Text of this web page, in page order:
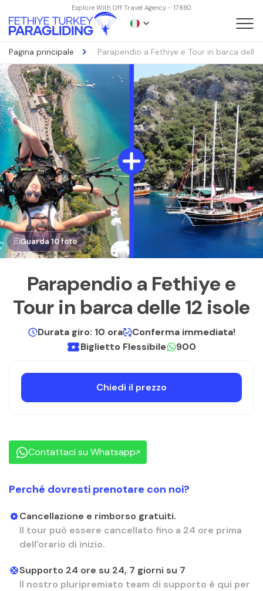
Explore With Off Travel Agency - 17880
Pagina principale Parapendio a Fethiye e Tour in barca delle
Guarda 10 foto
Parapendio a Fethiye e
Tour in barca delle 12 isole
Durata giro: 10 ora
Conferma immediata!
Biglietto Flessibile
900
Chiedi il prezzo
Contattaci su Whatsapp
Perché dovresti prenotare con noi?
Cancellazione e rimborso gratuiti.
Il tour può essere cancellato fino a 24 ore prima
dell'orario di inizio.
Supporto 24 ore su 24, 7 giorni su 7
Il nostro pluripremiato team di supporto è qui per